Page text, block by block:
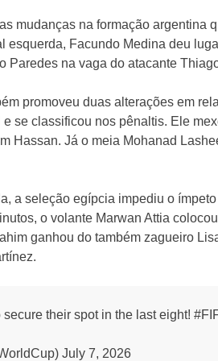
mudanças na formação argentina
esquerda, Facundo Medina deu
Paredes na vaga do atacante
promoveu duas alterações em
se classificou nos pênaltis. Ele
Hassan. Já o meia Mohanad
a seleção egípcia impediu o
o volante Marwan Attia
ganhou do também zagueiro
their spot in the last eight!
July 7, 2026